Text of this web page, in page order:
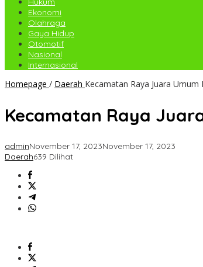
Ekonomi
Olahraga
Gaya Hidup
Otomotif
Nasional
Internasional
Homepage / Daerah Kecamatan Raya Juara
Kecamatan Raya
adminNovember 17, 2023November 17, 2023
Daerah639 Dilihat